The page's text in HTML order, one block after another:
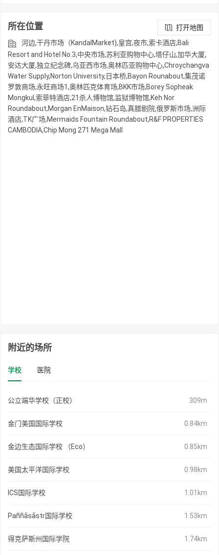
所在位置
打开地图
河边,干丹市场（KandalMarket),皇宫,夜市,索卡酒店,Bali
Resort and Hotel No.3,中央市场,苏利亚购物中心,塔仔山,加华大厦,
安达大厦,独立纪念碑,乌亚西市场,奥林匹亚购物中心,Chroychangva
Water Supply,Norton University,日本桥,Bayon Rounabout,集茂诺
罗敦商场,永旺商场1,奥林匹克体育场,BKK市场,Borey Sopheak
Mongkul,索菲特酒店,21杀人博物馆,监狱博物馆,Keh Nor
Roundabout,Morgan EnMaison,钻石岛,真腊剧院,俄罗斯市场,洲际
酒店,TK广场,Mermaids Fountain Roundabout,R&F PROPERTIES
CAMBODIA,Chip Mong 271 Mega Mall
附近的场所
学校 医院
公立端华学校（正校） 309m
金门美国国际学校 0.84km
金边生态国际学校 （Eco） 0.85km
美国太平洋国际学校 0.98km
ICS国际学校 1.01km
Paññāsāstr国际学校 1.53km
得克萨斯州国际学院 1.74km